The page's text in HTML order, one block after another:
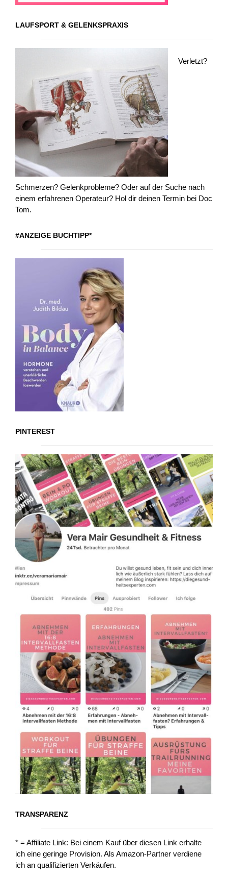
LAUFSPORT & GELENKSPRAXIS
Verletzt?
Schmerzen? Gelenkprobleme? Oder auf der Suche nach
einem erfahrenen Operateur? Hol dir deinen Termin bei Doc
Tom.
#ANZEIGE BUCHTIPP*
PINTEREST
TRANSPARENZ
* = Affiliate Link: Bei einem Kauf über diesen Link erhalte
ich eine geringe Provision. Als Amazon-Partner verdiene
ich an qualifizierten Verkäufen.